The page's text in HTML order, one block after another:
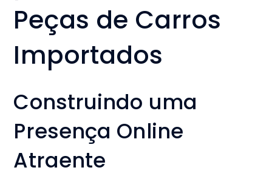
Peças de Carros
Importados
Construindo uma
Presença Online
Atraente